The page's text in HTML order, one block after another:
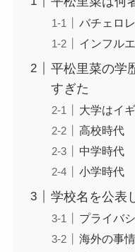
バチェロ
インフル
平松里菜の学
すぎた
大学はイ
高校時代
中学時代
小学時代
学校名を公表
プライバ
海外の事情